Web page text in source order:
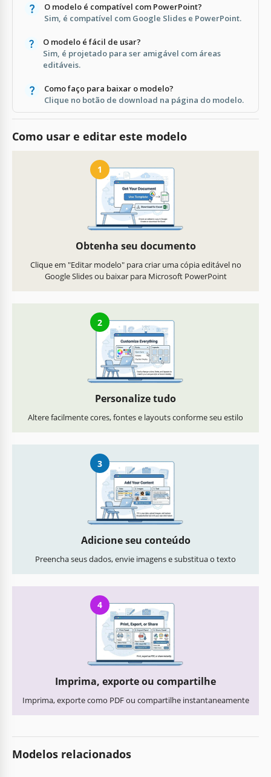
O modelo é compatível com PowerPoint?
Sim, é compatível com Google Slides e PowerPoint.
O modelo é fácil de usar?
Sim, é projetado para ser amigável com áreas
editáveis.
Como faço para baixar o modelo?
Clique no botão de download na página do modelo.
Como usar e editar este modelo
1
Obtenha seu documento
Clique em "Editar modelo" para criar uma cópia editável no
Google Slides ou baixar para Microsoft PowerPoint
2
Personalize tudo
Altere facilmente cores, fontes e layouts conforme seu estilo
3
Adicione seu conteúdo
Preencha seus dados, envie imagens e substitua o texto
4
Imprima, exporte ou compartilhe
Imprima, exporte como PDF ou compartilhe instantaneamente
Modelos relacionados